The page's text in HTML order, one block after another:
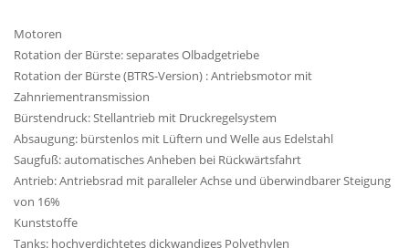
Motoren
Rotation der Bürste: separates Olbadgetriebe
Rotation der Bürste (BTRS-Version) : Antriebsmotor mit
Zahnriementransmission
Bürstendruck: Stellantrieb mit Druckregelsystem
Absaugung: bürstenlos mit Lüftern und Welle aus Edelstahl
Saugfuß: automatisches Anheben bei Rückwärtsfahrt
Antrieb: Antriebsrad mit paralleler Achse und überwindbarer Steigung
von 16%
Kunststoffe
Tanks: hochverdichtetes dickwandiges Polyethylen